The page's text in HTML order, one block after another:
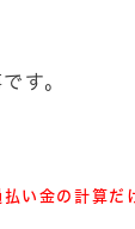
す。
い金の計算だ